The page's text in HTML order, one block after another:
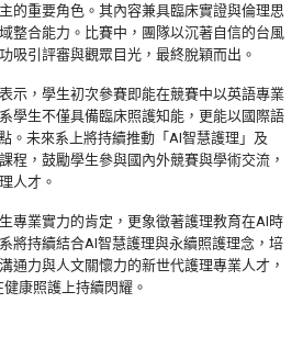
的重要角色。其內容兼具臨床實證與倫理思
整合能力。比賽中，團隊以沉著自信的台風
吸引評審與觀眾目光，最終脫穎而出。
示，學生初次參賽即能在競賽中以英語專業
學生不僅具備臨床照護知能，更能以國際語
。未來系上將持續推動「AI智慧護理」及
程，鼓勵學生參與國內外競賽與學術交流，
人才。
專業實力的肯定，更象徵著護理教育在AI時
將持續結合AI智慧護理與永續照護理念，培
通力與人文關懷力的新世代護理專業人才，
康照護上持續閃耀。